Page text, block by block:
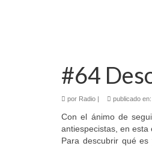
#64
por Radio | publicado en:
Con el ánimo de
antiespecistas, en esta
Para descubrir qué